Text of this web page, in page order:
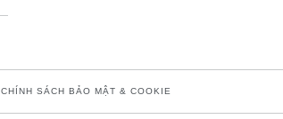
CHÍNH SÁCH BẢO MẬT & COOKIE